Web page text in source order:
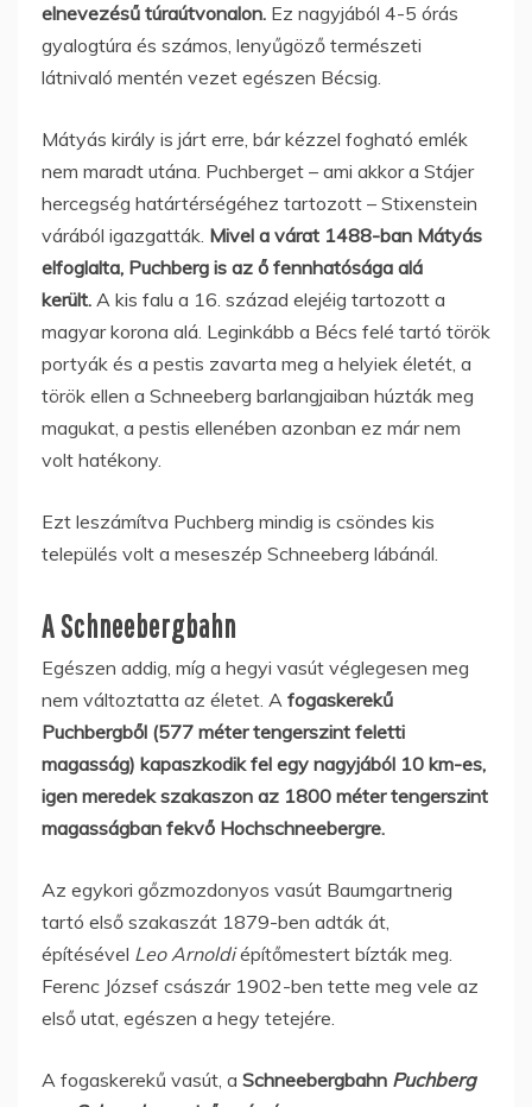
elnevezésű túraútvonalon. Ez nagyjából 4-5 órás
gyalogtúra és számos, lenyűgöző természeti
látnivaló mentén vezet egészen Bécsig.
Mátyás király is járt erre, bár kézzel fogható emlék
nem maradt utána. Puchberget – ami akkor a Stájer
hercegség határtérségéhez tartozott – Stixenstein
várából igazgatták. Mivel a várat 1488-ban Mátyás
elfoglalta, Puchberg is az ő fennhatósága alá
került. A kis falu a 16. század elejéig tartozott a
magyar korona alá. Leginkább a Bécs felé tartó török
portyák és a pestis zavarta meg a helyiek életét, a
török ellen a Schneeberg barlangjaiban húzták meg
magukat, a pestis ellenében azonban ez már nem
volt hatékony.
Ezt leszámítva Puchberg mindig is csöndes kis
település volt a meseszép Schneeberg lábánál.
A Schneebergbahn
Egészen addig, míg a hegyi vasút véglegesen meg
nem változtatta az életet. A fogaskerekű
Puchbergből (577 méter tengerszint feletti
magasság) kapaszkodik fel egy nagyjából 10 km-es,
igen meredek szakaszon az 1800 méter tengerszint
magasságban fekvő Hochschneebergre.
Az egykori gőzmozdonyos vasút Baumgartnerig
tartó első szakaszát 1879-ben adták át,
építésével Leo Arnoldiépítőmestert bízták meg.
Ferenc József császár 1902-ben tette meg vele az
első utat, egészen a hegy tetejére.
A fogaskerekű vasút, a Schneebergbahn Puchberg